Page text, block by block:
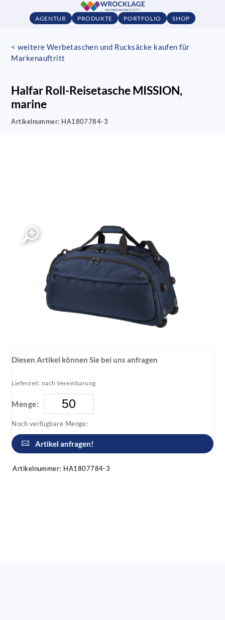
AGENTUR PRODUKTE PORTFOLIO SHOP
< weitere Werbetaschen und Rucksäcke kaufen für
Markenauftritt
Halfar Roll-Reisetasche MISSION,
marine
Artikelnummer: HA1807784-3
Diesen Artikel können Sie bei uns anfragen
Lieferzeit: nach Vereinbarung
Menge:
Noch verfügbare Menge:
Artikel anfragen!
Artikelnummer: HA1807784-3